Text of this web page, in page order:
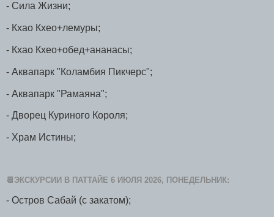
- Сила Жизни;
- Кхао Кхео+лемуры;
- Кхао Кхео+обед+ананасы;
- Аквапарк "Коламбия Пикчерс";
- Аквапарк "Рамаяна";
- Дворец Куриного Короля;
- Храм Истины;
📆ЭКСКУРСИИ В ПАТТАЙЕ 6 ИЮЛЯ 2026, ПОНЕДЕЛЬНИК:
- Остров Сабай (с закатом);